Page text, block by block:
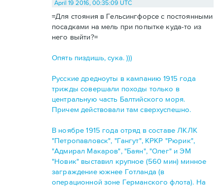
April 19 2016, 00:35:09 UTC
=Для стояния в Гельсингфорсе с постоянными
посадками на мель при попытке куда-то из
него выйти?=
Опять пиздишь, сука. )))
Русские дредноуты в кампанию 1915 года
трижды совершали походы только в
центральную часть Балтийского моря.
Причем действовали там сверхуспешно.
В ноябре 1915 года отряд в составе ЛКЛК
"Петропавловск", "Гангут", КРКР "Рюрик",
"Адмирал Макаров", "Баян", "Олег" и ЭМ
"Новик" выставил крупное (560 мин) минное
заграждение южнее Готланда (в
операционной зоне Германского флота). На